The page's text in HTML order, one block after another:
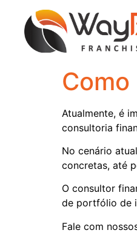
Atualmente, é
consultoria
No cenário
concretas, até
O consultor
de portfólio de
Fale com